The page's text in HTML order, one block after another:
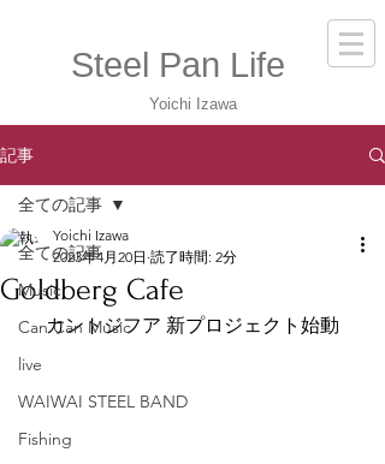
Steel Pan Life
Yoichi Izawa
記事
全ての記事
Music
Can Can Music
live
WAIWAI STEEL BAND
Fishing
全ての記事
Goldberg Cafe
Yoichi Izawa
2023年4月20日 読了時間: 2分
カントジフア 新プロジェクト始動